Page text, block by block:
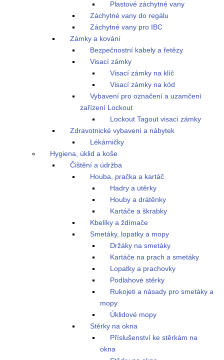
Plastové záchytné vany
Záchytné vany do regálu
Záchytné vany pro IBC
Zámky a kování
Bezpečnostní kabely a řetězy
Visací zámky
Visací zámky na klíč
Visací zámky na kód
Vybavení pro označení a uzamčení
zařízení Lockout
Lockout Tagout visací zámky
Zdravotnické vybavení a nábytek
Lékárničky
Hygiena, úklid a koše
Čištění a údržba
Houba, pračka a kartáč
Hadry a utěrky
Houby a drátěnky
Kartáče a škrabky
Kbelíky a ždímače
Smetáky, lopatky a mopy
Držáky na smetáky
Kartáče na prach a smetáky
Lopatky a prachovky
Podlahové stěrky
Rukojeti a násady pro smetáky a
mopy
Úklidové mopy
Stěrky na okna
Příslušenství ke stěrkám na
okna